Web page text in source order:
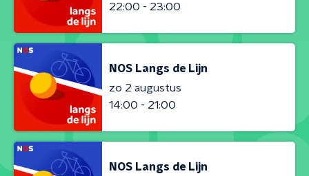
22:00 - 23:00
NOS Langs de Lijn
zo 2 augustus
14:00 - 21:00
NOS Langs de Lijn